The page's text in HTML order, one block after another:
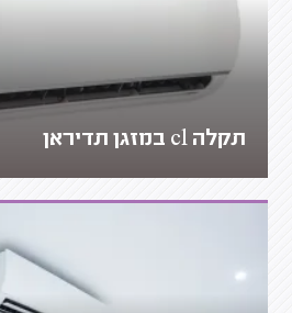
תקלה cl במזגן תדיראן